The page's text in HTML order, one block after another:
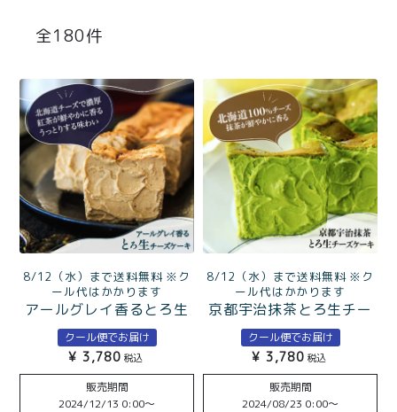
セット
お中元
紅茶toroaTea
焼き菓子
メルマガ会員様限定
toroa夏のアウトレッ
トセール
ョコラ
とろ生シュー
クッキー缶
紅茶toroaTeaギフト
お誕生日セット
手さげ袋
季節限定
価格別
180
8/12（水）まで送料無料 ※ク
ール代はかかります
アールグレイ香るとろ生
チーズケーキ
クール便でお届け
¥ 3,780 税込
販売期間
2024/12/13 0:00〜
8/12（水）まで送料無料 ※ク
ール代はかかります
京都宇治抹茶とろ生チー
ズケーキ
クール便でお届け
¥ 3,780 税込
販売期間
2024/08/23 0:00〜